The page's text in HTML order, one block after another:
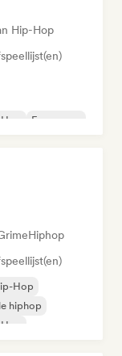
Hip-Hop
Franse rap
Hiphop
Hop
hiphop